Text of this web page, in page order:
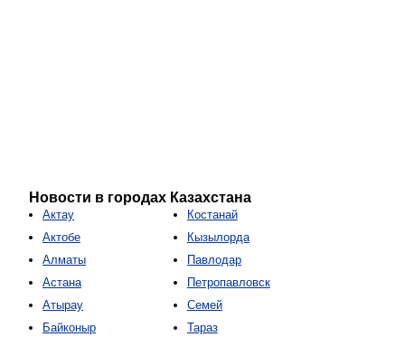
Новости в городах Казахстана
Актау
Актобе
Алматы
Астана
Атырау
Байконыр
Костанай
Кызылорда
Павлодар
Петропавловск
Семей
Тараз